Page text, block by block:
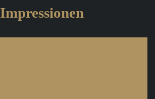
Impressionen